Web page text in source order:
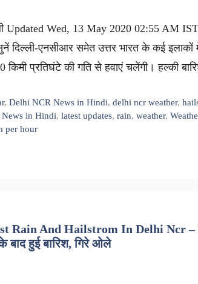
Updated Wed, 13 May 2020 02:55 AM IST
दिल्ली-एनसीआर समेत उत्तर भारत के कई
प्रतिघंटे की गति से हवाएं चलेंगी। हल्की
,Delhi NCR News in Hindi,delhi ncr weather,
in Hindi, latest updates, rain, weather,
per hour
Rain And Hailstrom In Delhi Ncr –
हुई बारिश, गिरे ओले